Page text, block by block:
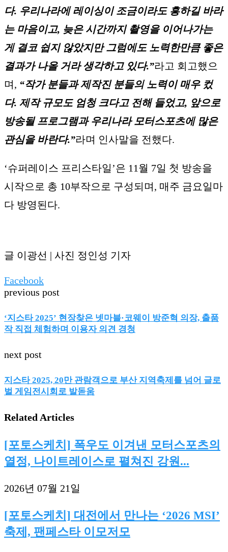
다. 우리나라에 레이싱이 조금이라도 흥하길 바라
는 마음이고, 늦은 시간까지 촬영을 이어나가는
게 결코 쉽지 않았지만 그럼에도 노력한만큼 좋은
결과가 나올 거라 생각하고 있다.”라고 회고했으
며, “작가 분들과 제작진 분들의 노력이 매우 컸
다. 제작 규모도 엄청 크다고 전해 들었고, 앞으로
방송될 프로그램과 우리나라 모터스포츠에 많은
관심을 바란다.”라며 인사말을 전했다.
‘슈퍼레이스 프리스타일’은 11월 7일 첫 방송을
시작으로 총 10부작으로 구성되며, 매주 금요일마
다 방영된다.
글 이광선 | 사진 정인성 기자
Facebook
previous post
‘지스타 2025’ 현장찾은 넷마블·코웨이 방준혁 의장, 출품
작 직접 체험하며 이용자 의견 경청
next post
지스타 2025, 20만 관람객으로 부산 지역축제를 넘어 글로
벌 게임전시회로 발돋움
Related Articles
[포토스케치] 폭우도 이겨낸 모터스포츠의
열정, 나이트레이스로 펼쳐진 강원...
2026년 07월 21일
[포토스케치] 대전에서 만나는 ‘2026 MSI’
축제, 팬페스타 이모저모